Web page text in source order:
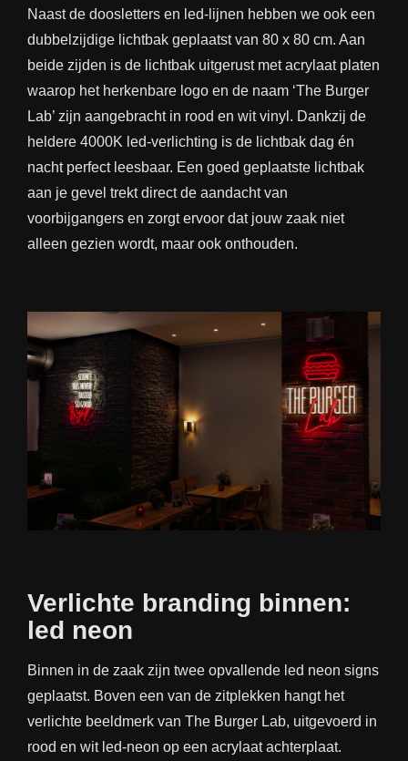
Naast de doosletters en led-lijnen hebben we ook een
dubbelzijdige lichtbak geplaatst van 80 x 80 cm. Aan
beide zijden is de lichtbak uitgerust met acrylaat platen
waarop het herkenbare logo en de naam ‘The Burger
Lab’ zijn aangebracht in rood en wit vinyl. Dankzij de
heldere 4000K led-verlichting is de lichtbak dag én
nacht perfect leesbaar. Een goed geplaatste lichtbak
aan je gevel trekt direct de aandacht van
voorbijgangers en zorgt ervoor dat jouw zaak niet
alleen gezien wordt, maar ook onthouden.
Verlichte branding binnen:
led neon
Binnen in de zaak zijn twee opvallende led neon signs
geplaatst. Boven een van de zitplekken hangt het
verlichte beeldmerk van The Burger Lab, uitgevoerd in
rood en wit led-neon op een acrylaat achterplaat.